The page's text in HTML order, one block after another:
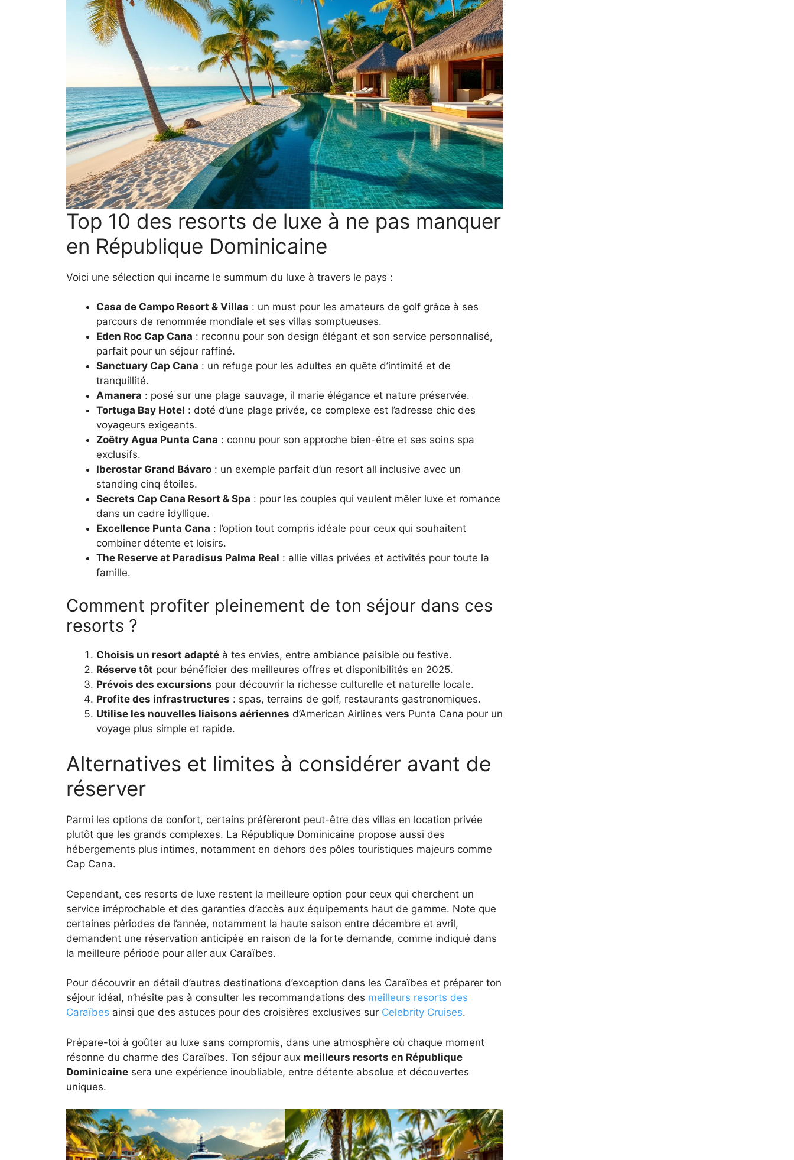
Top 10 des resorts de luxe à ne pas manquer
en République Dominicaine
Voici une sélection qui incarne le summum du luxe à travers le pays :
Casa de Campo Resort & Villas : un must pour les amateurs de golf grâce à ses
parcours de renommée mondiale et ses villas somptueuses.
Eden Roc Cap Cana : reconnu pour son design élégant et son service personnalisé,
parfait pour un séjour raffiné.
Sanctuary Cap Cana : un refuge pour les adultes en quête d’intimité et de
tranquillité.
Amanera : posé sur une plage sauvage, il marie élégance et nature préservée.
Tortuga Bay Hotel : doté d’une plage privée, ce complexe est l’adresse chic des
voyageurs exigeants.
Zoëtry Agua Punta Cana : connu pour son approche bien-être et ses soins spa
exclusifs.
Iberostar Grand Bávaro : un exemple parfait d’un resort all inclusive avec un
standing cinq étoiles.
Secrets Cap Cana Resort & Spa : pour les couples qui veulent mêler luxe et romance
dans un cadre idyllique.
Excellence Punta Cana : l’option tout compris idéale pour ceux qui souhaitent
combiner détente et loisirs.
The Reserve at Paradisus Palma Real : allie villas privées et activités pour toute la
famille.
Comment profiter pleinement de ton séjour dans ces
resorts ?
Choisis un resort adapté à tes envies, entre ambiance paisible ou festive.
Réserve tôt pour bénéficier des meilleures offres et disponibilités en 2025.
Prévois des excursions pour découvrir la richesse culturelle et naturelle locale.
Profite des infrastructures : spas, terrains de golf, restaurants gastronomiques.
Utilise les nouvelles liaisons aériennes d’American Airlines vers Punta Cana pour un
voyage plus simple et rapide.
Alternatives et limites à considérer avant de
réserver
Parmi les options de confort, certains préfèreront peut-être des villas en location privée
plutôt que les grands complexes. La République Dominicaine propose aussi des
hébergements plus intimes, notamment en dehors des pôles touristiques majeurs comme
Cap Cana.
Cependant, ces resorts de luxe restent la meilleure option pour ceux qui cherchent un
service irréprochable et des garanties d’accès aux équipements haut de gamme. Note que
certaines périodes de l’année, notamment la haute saison entre décembre et avril,
demandent une réservation anticipée en raison de la forte demande, comme indiqué dans
la meilleure période pour aller aux Caraïbes.
Pour découvrir en détail d’autres destinations d’exception dans les Caraïbes et préparer ton
séjour idéal, n’hésite pas à consulter les recommandations des meilleurs resorts des
Caraïbes ainsi que des astuces pour des croisières exclusives sur Celebrity Cruises.
Prépare-toi à goûter au luxe sans compromis, dans une atmosphère où chaque moment
résonne du charme des Caraïbes. Ton séjour aux meilleurs resorts en République
Dominicaine sera une expérience inoubliable, entre détente absolue et découvertes
uniques.